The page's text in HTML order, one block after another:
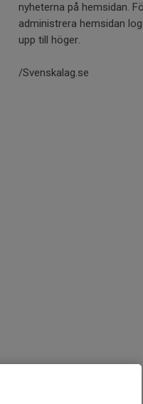
nyheterna på hemsidan.
administrera hemsidan
upp till höger.
/Svenskalag.se